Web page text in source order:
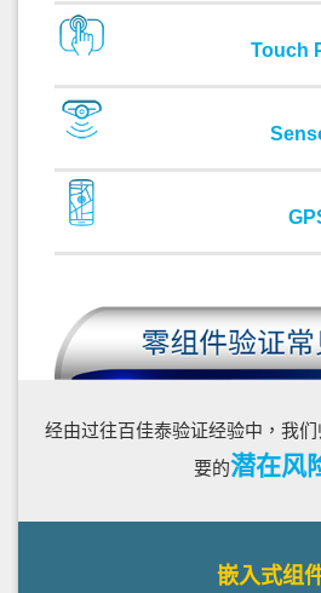
Touch
经由过往百佳泰验证经验中，我
要的潜在风
嵌入式组